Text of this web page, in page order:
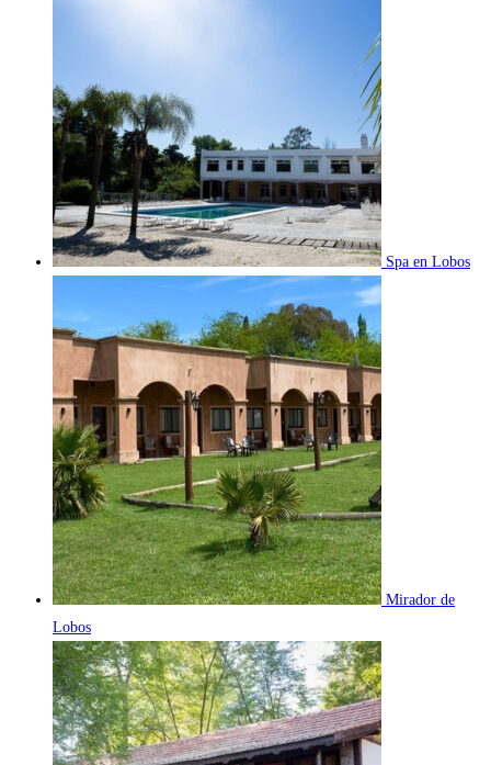
Spa en Lobos
Mirador de
Lobos